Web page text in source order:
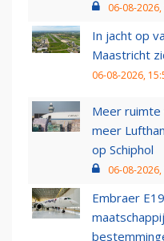
06-08-
In jacht op
Maastricht
06-08-2026,
Meer
meer
op Schiphol
06-08-
Embraer